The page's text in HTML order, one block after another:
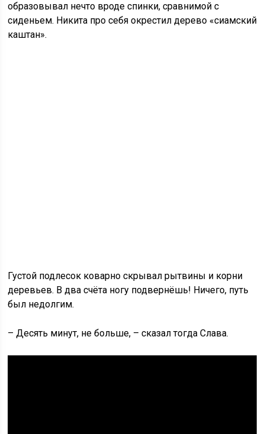
образовывал нечто вроде спинки, сравнимой с
сиденьем. Никита про себя окрестил дерево «сиамский
каштан».
Густой подлесок коварно скрывал рытвины и корни
деревьев. В два счёта ногу подвернёшь! Ничего, путь
был недолгим.
– Десять минут, не больше, – сказал тогда Слава.